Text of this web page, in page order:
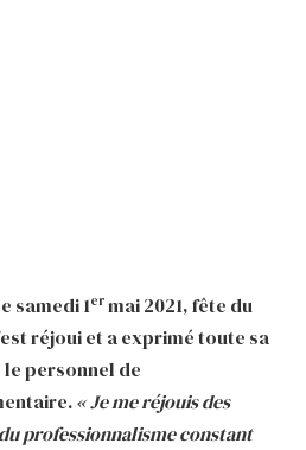
samedi 1ermai 2021, fête du
réjoui et a exprimé toute sa
personnel de
« Je me réjouis des
professionnalisme constant